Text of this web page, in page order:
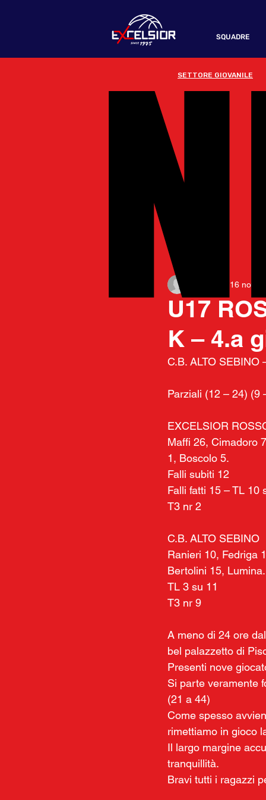
SQUADRE
SETTORE GIOVANILE
U17
K – 4.a
16 nov
C.B. ALTO SEBINO
Parziali (12 – 24) (9
EXCELSIOR
Maffi 26, Cimadoro
1, Boscolo 5.
Falli subiti 12
Falli fatti 15 – TL 10
T3 nr 2
C.B. ALTO SEBINO
Ranieri 10, Fedriga
Bertolini 15, Lumina.
TL 3 su 11
T3 nr 9
A meno di 24 ore
bel palazzetto di
Presenti nove
Si parte veramente
(21 a 44)
Come spesso
rimettiamo in gioco
Il largo margine
tranquillità.
Bravi tutti i ragazzi